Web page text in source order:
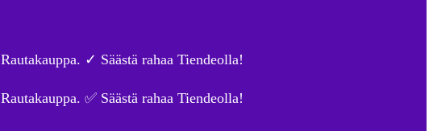
✓ Säästä rahaa Tiendeolla!
✅ Säästä rahaa Tiendeolla!